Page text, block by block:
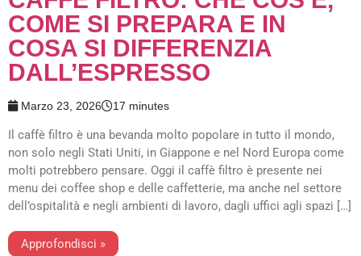
COME SI PREPARA E IN
COSA SI DIFFERENZIA
DALL’ESPRESSO
Marzo 23, 2026 17 minutes
Il caffè filtro è una bevanda molto popolare in tutto il mondo,
non solo negli Stati Uniti, in Giappone e nel Nord Europa come
molti potrebbero pensare. Oggi il caffè filtro è presente nei
menu dei coffee shop e delle caffetterie, ma anche nel settore
dell’ospitalità e negli ambienti di lavoro, dagli uffici agli spazi […]
Approfondisci »